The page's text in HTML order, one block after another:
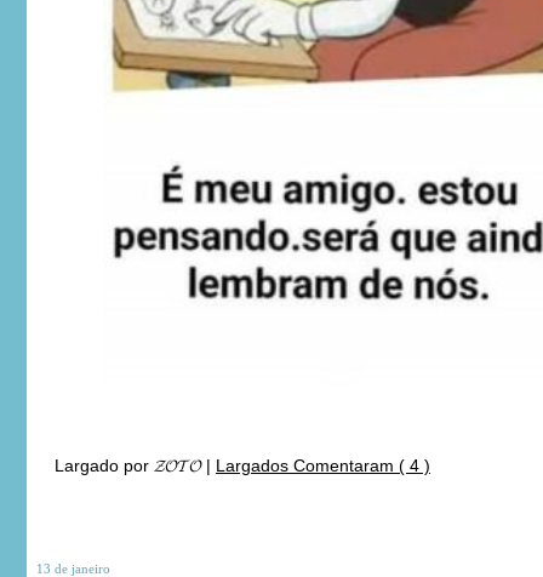
Largado por 𝓩𝓞𝓣𝓞| Largados Comentaram ( 4 )
13 de janeiro